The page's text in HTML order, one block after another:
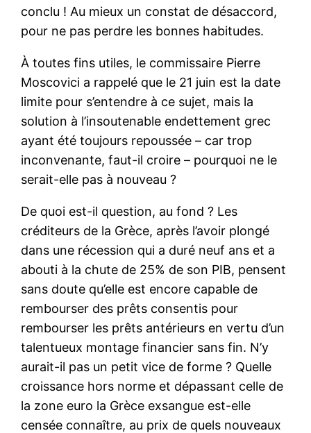
conclu ! Au mieux un constat de désaccord,
pour ne pas perdre les bonnes habitudes.
À toutes fins utiles, le commissaire Pierre
Moscovici a rappelé que le 21 juin est la date
limite pour s’entendre à ce sujet, mais la
solution à l’insoutenable endettement grec
ayant été toujours repoussée – car trop
inconvenante, faut-il croire – pourquoi ne le
serait-elle pas à nouveau ?
De quoi est-il question, au fond ? Les
créditeurs de la Grèce, après l’avoir plongé
dans une récession qui a duré neuf ans et a
abouti à la chute de 25% de son PIB, pensent
sans doute qu’elle est encore capable de
rembourser des prêts consentis pour
rembourser les prêts antérieurs en vertu d’un
talentueux montage financier sans fin. N’y
aurait-il pas un petit vice de forme ? Quelle
croissance hors norme et dépassant celle de
la zone euro la Grèce exsangue est-elle
censée connaître, au prix de quels nouveaux